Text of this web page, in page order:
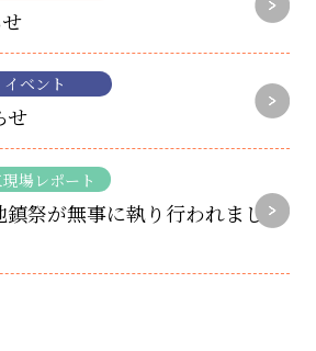
イベント
せ
場レポート
祭が無事に執り行われまし